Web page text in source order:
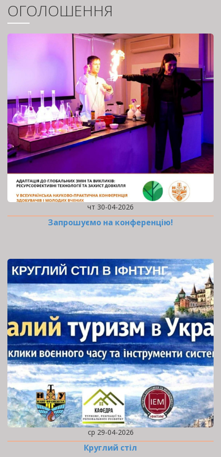
ОГОЛОШЕННЯ
чт 30-04-2026
Запрошуємо на конференцію!
ср 29-04-2026
Круглий стіл